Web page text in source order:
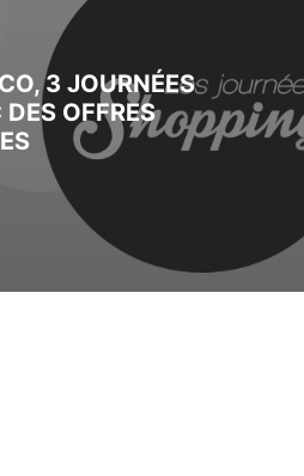
3 JOURNÉES
OFFRES